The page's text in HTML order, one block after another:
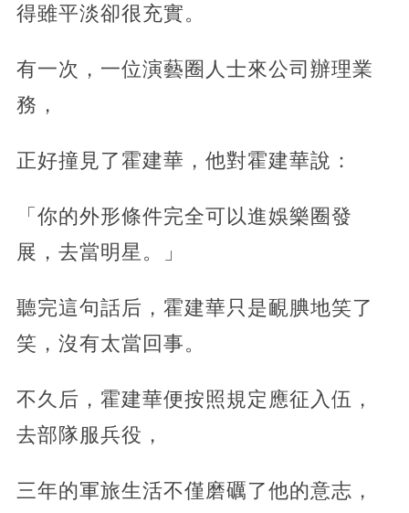
得雖平淡卻很充實。
有一次，一位演藝圈人士來公司辦理業
務，
正好撞見了霍建華，他對霍建華說：
「你的外形條件完全可以進娛樂圈發
展，去當明星。」
聽完這句話后，霍建華只是靦腆地笑了
笑，沒有太當回事。
不久后，霍建華便按照規定應征入伍，
去部隊服兵役，
三年的軍旅生活不僅磨礪了他的意志，